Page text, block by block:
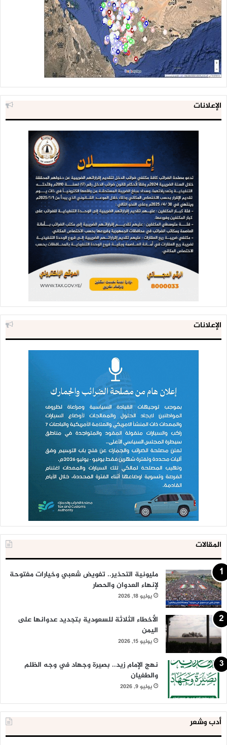
الإعلانات
الإعلانات
المقالات
مليونية التحذير.. تفويض شعبي وخيارات مفتوحة
لإنهاء العدوان والحصار
يوليو 18, 2026
الأخطاء الثلاثة للسعودية بتجديد عدوانها على
اليمن
يوليو 15, 2026
نهج الإمام زيد.. بصيرة وجهاد في وجه الظلم
والطغيان
يوليو 9, 2026
أدب وشعر